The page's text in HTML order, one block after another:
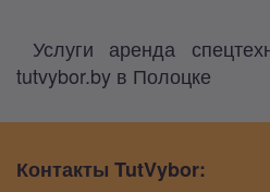
Услуги аренда
tutvybor.by в Полоцке
Контакты TutVybor: